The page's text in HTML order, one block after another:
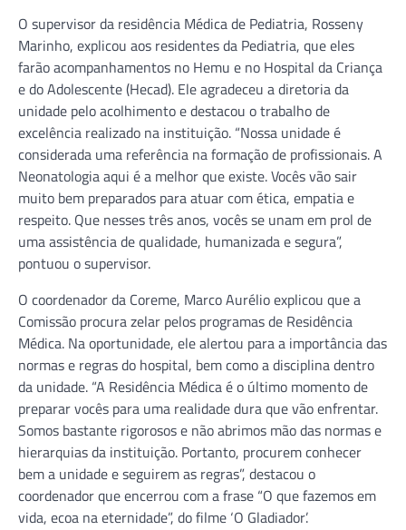
O supervisor da residência Médica de Pediatria, Rosseny
Marinho, explicou aos residentes da Pediatria, que eles
farão acompanhamentos no Hemu e no Hospital da Criança
e do Adolescente (Hecad). Ele agradeceu a diretoria da
unidade pelo acolhimento e destacou o trabalho de
excelência realizado na instituição. “Nossa unidade é
considerada uma referência na formação de profissionais. A
Neonatologia aqui é a melhor que existe. Vocês vão sair
muito bem preparados para atuar com ética, empatia e
respeito. Que nesses três anos, vocês se unam em prol de
uma assistência de qualidade, humanizada e segura”,
pontuou o supervisor.
O coordenador da Coreme, Marco Aurélio explicou que a
Comissão procura zelar pelos programas de Residência
Médica. Na oportunidade, ele alertou para a importância das
normas e regras do hospital, bem como a disciplina dentro
da unidade. “A Residência Médica é o último momento de
preparar vocês para uma realidade dura que vão enfrentar.
Somos bastante rigorosos e não abrimos mão das normas e
hierarquias da instituição. Portanto, procurem conhecer
bem a unidade e seguirem as regras”, destacou o
coordenador que encerrou com a frase “O que fazemos em
vida, ecoa na eternidade”, do filme ‘O Gladiador’.